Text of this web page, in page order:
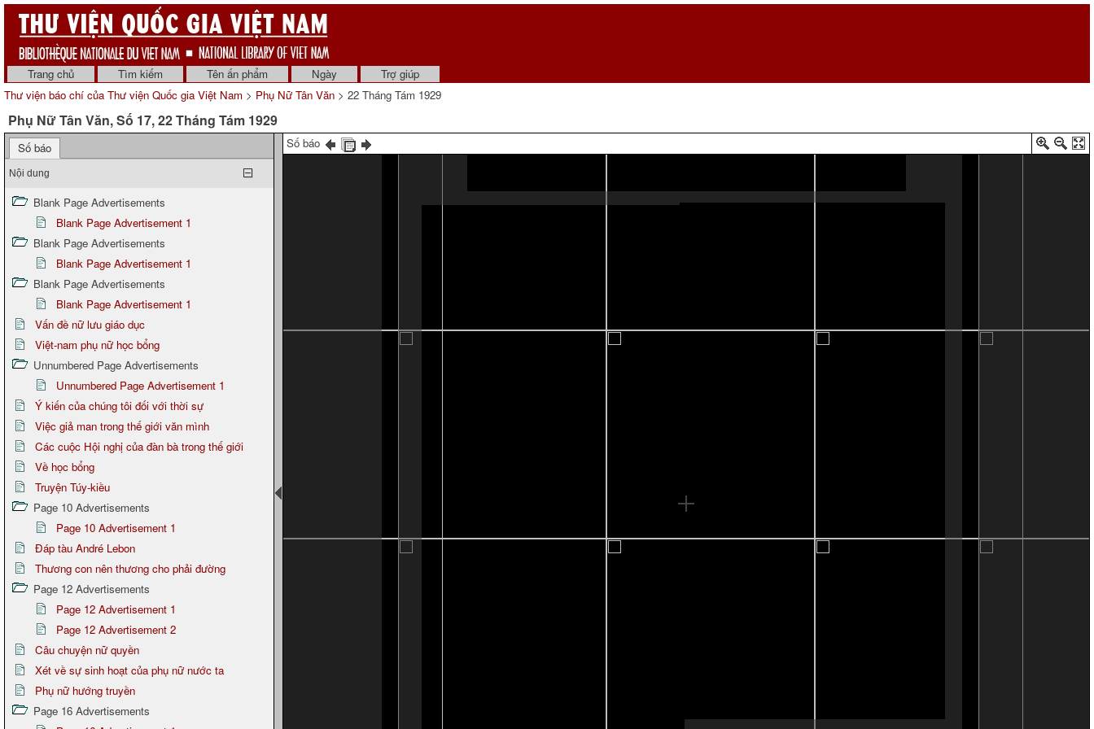
Trang chủ Tìm kiếm Tên ấn phẩm Ngày
Trợ giúp
Thư viện báo chí của Thư viện Quốc gia Việt Nam > Phụ Nữ Tân Văn > 22 Tháng Tám 1929
Phụ Nữ Tân Văn, Số 17, 22 Tháng Tám 1929
Số báo
Nội dung
Blank Page Advertisements
Blank Page Advertisement 1
Blank Page Advertisements
Blank Page Advertisement 1
Blank Page Advertisements
Blank Page Advertisement 1
Vấn đề nữ lưu giáo dục
Việt-nam phụ nữ học bổng
Unnumbered Page Advertisements
Unnumbered Page Advertisement 1
Ý kiến của chúng tôi đối với thời sự
Việc giả man trong thế giới văn mình
Các cuộc Hội nghị của đàn bà trong thế giới
Về học bổng
Truyện Túy-kiều
Page 10 Advertisements
Page 10 Advertisement 1
Đáp tàu André Lebon
Thương con nên thương cho phải đường
Page 12 Advertisements
Page 12 Advertisement 1
Page 12 Advertisement 2
Câu chuyện nữ quyền
Xét về sự sinh hoạt của phụ nữ nước ta
Phụ nữ hướng truyền
Page 16 Advertisements
Số báo